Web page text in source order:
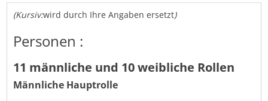
(Kursiv:wird durch Ihre Angaben ersetzt)
Personen :
11 männliche und 10 weibliche Rollen
Männliche Hauptrolle